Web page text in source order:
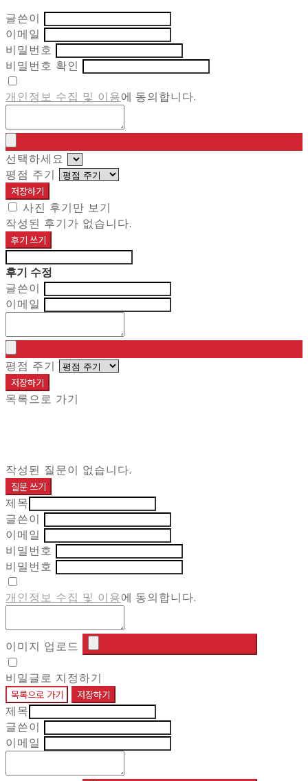
글쓴이
이메일
비밀번호
비밀번호 확인
개인정보 수집 및 이용에 동의합니다.
선택하세요
평점 주기
저장하기
사진 후기만 보기
작성된 후기가 없습니다.
후기 쓰기
후기 수정
글쓴이
이메일
평점 주기
저장하기
목록으로 가기
작성된 질문이 없습니다.
질문 쓰기
제목
글쓴이
이메일
비밀번호
비밀번호
개인정보 수집 및 이용에 동의합니다.
이미지 업로드
비밀글로 지정하기
목록으로 가기 저장하기
제목
글쓴이
이메일